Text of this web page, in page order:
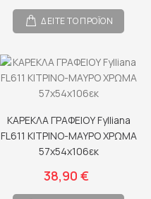
ΔΕΙΤΕ ΤΟ ΠΡΟΪΟΝ
ΚΑΡΕΚΛΑ ΓΡΑΦΕΙΟΥ Fylliana
FL611 ΚΙΤΡΙΝΟ-ΜΑΥΡΟ ΧΡΩΜΑ
57x54x106εκ
38,90 €